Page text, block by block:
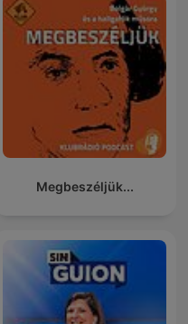
Megbeszéljük...